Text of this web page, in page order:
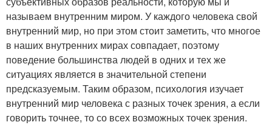
называем внутренним миром. У каждого человека свой
внутренний мир, но при этом стоит заметить, что многое
в наших внутренних мирах совпадает, поэтому
поведение большинства людей в одних и тех же
ситуациях является в значительной степени
предсказуемым. Таким образом, психология изучает
внутренний мир человека с разных точек зрения, а если
говорить точнее, то со всех возможных точек зрения.